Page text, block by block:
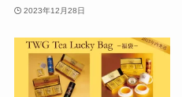
2023年12月28日